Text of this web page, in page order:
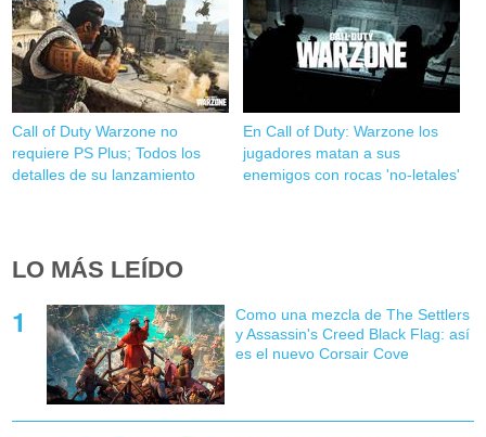
Call of Duty Warzone no
requiere PS Plus; Todos los
detalles de su lanzamiento
En Call of Duty: Warzone los
jugadores matan a sus
enemigos con rocas 'no-letales'
LO MÁS LEÍDO
Como una mezcla de The Settlers
y Assassin's Creed Black Flag: así
es el nuevo Corsair Cove